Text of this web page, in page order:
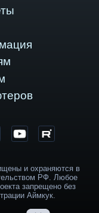
и охраняются в
РФ. Любое
запрещено без
Аймкук.